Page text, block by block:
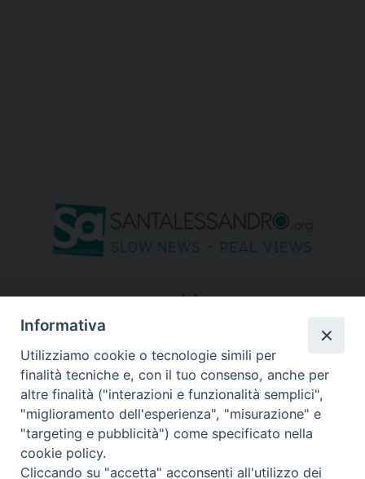
seguici su
Informativa
Utilizziamo cookie o tecnologie simili per
finalità tecniche e, con il tuo consenso, anche per
altre finalità ("interazioni e funzionalità semplici",
"miglioramento dell'esperienza", "misurazione" e
"targeting e pubblicità") come specificato nella
cookie policy.
Cliccando su "accetta" acconsenti all'utilizzo dei